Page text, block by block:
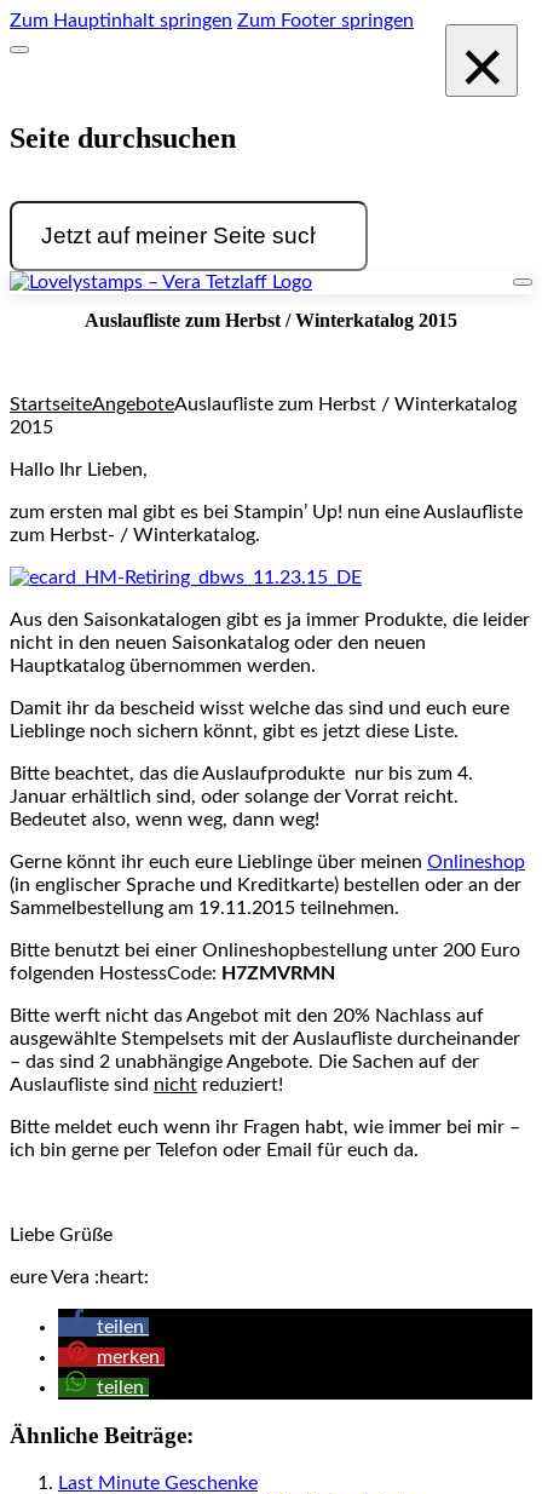
Zum Hauptinhalt springen Zum Footer springen
Seite durchsuchen
Suchen
×
Auslaufliste zum Herbst / Winterkatalog 2015
StartseiteAngeboteAuslaufliste zum Herbst / Winterkatalog
2015
Hallo Ihr Lieben,
zum ersten mal gibt es bei Stampin’ Up! nun eine Auslaufliste
zum Herbst- / Winterkatalog.
Aus den Saisonkatalogen gibt es ja immer Produkte, die leider
nicht in den neuen Saisonkatalog oder den neuen
Hauptkatalog übernommen werden.
Damit ihr da bescheid wisst welche das sind und euch eure
Lieblinge noch sichern könnt, gibt es jetzt diese Liste.
Bitte beachtet, das die Auslaufprodukte nur bis zum 4.
Januar erhältlich sind, oder solange der Vorrat reicht.
Bedeutet also, wenn weg, dann weg!
Gerne könnt ihr euch eure Lieblinge über meinen Onlineshop
(in englischer Sprache und Kreditkarte) bestellen oder an der
Sammelbestellung am 19.11.2015 teilnehmen.
Bitte benutzt bei einer Onlineshopbestellung unter 200 Euro
folgenden HostessCode: H7ZMVRMN
Bitte werft nicht das Angebot mit den 20% Nachlass auf
ausgewählte Stempelsets mit der Auslaufliste durcheinander
– das sind 2 unabhängige Angebote. Die Sachen auf der
Auslaufliste sind nicht reduziert!
Bitte meldet euch wenn ihr Fragen habt, wie immer bei mir –
ich bin gerne per Telefon oder Email für euch da.
Liebe Grüße
eure Vera :heart:
teilen
merken
teilen
Ähnliche Beiträge:
Last Minute Geschenke